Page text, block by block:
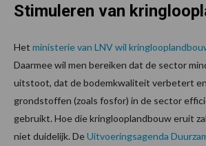
Stimuleren van
Het ministerie van LNV wil
Daarmee wil men bereiken dat de sector
uitstoot, dat de bodemkwaliteit verbetert
grondstoffen (zoals fosfor) in de sector
gebruikt. Hoe die kringlooplandbouw eruit
niet duidelijk. DeUitvoeringsagenda